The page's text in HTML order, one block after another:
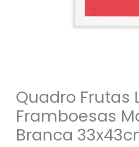
Quadro Frutas
Framboesas
Branca